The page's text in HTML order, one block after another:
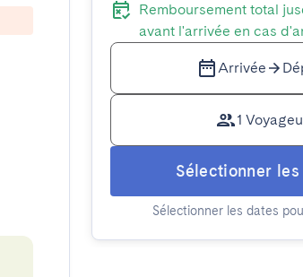
Remboursement total
avant l'arrivée en cas
Arrivée
1
Sélectionner
Sélectionner les dates